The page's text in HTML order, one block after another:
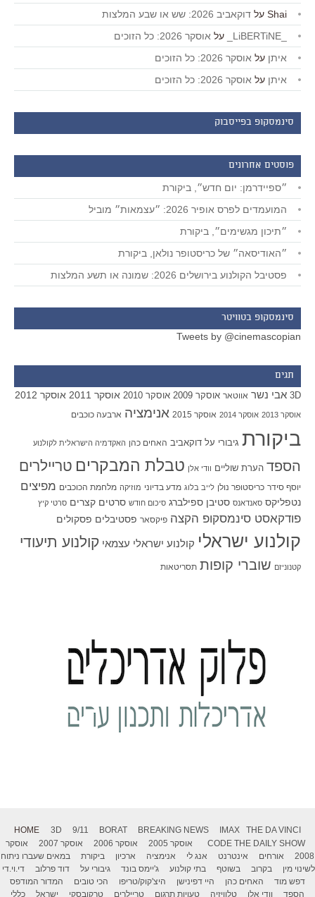
Shai על דוקאביב 2026: שש או שבע המלצות
על אוסקר 2026: כל הזוכים
איתן על אוסקר 2026: כל הזוכים
איתן על אוסקר 2026: כל הזוכים
סינמסקופ בפייסבוק
פוסטים אחרונים
״ספיידרמן: יום חדש״, ביקורת
המועמדים לפרס אופיר 2026: ״עצמאות״ מוביל
״תיכון מגשימים״, ביקורת
״האודיסאה״ של כריסטופר נולאן, ביקורת
פסטיבל הקולנוע בירושלים 2026: שמונה או תשע המלצות
סינמסקופ בטוויטר
Tweets by @cinemascopian
תגים
3D אבי נשר אווטאר אוסקר 2009 אוסקר 2010 אוסקר 2011 אוסקר 2012
אוסקר 2013 אוסקר 2014 אוסקר 2015 אנימציה ארבעה כוכבים
ביקורת גיבורי על דוקאביב האחים כהן האקדמיה הישראלית לקולנוע
הספד הערת שוליים וודי אלן טבלת המבקרים טריילרים
יוסף סידר כריסטופר נולן לייב בלוג מדע בדיוני מוזיקה מלחמת הכוכבים מפיצים
נטפליקס סאנדאנס סטיבן ספילברג סיכום חודש סרטים קצרים סרטי קיץ
פודקאסט סינמסקופ הקצה פיקסאר פסטיבלים פסקולים
קולנוע ישראלי קולנוע ישראלי עצמאי קולנוע תיעודי
קטנוניזם שוברי קופות תסריטאות
HOME 3D 9/11 BORAT BREAKING NEWS IMAX
THE DA VINCI
CODE THE DAILY SHOW אוסקר 2005 אוסקר 2006 אוסקר 2007
אוסקר
2008
אורחים אינטרנט אנג לי אנימציה ארכיון ביקורת
במאים שעברו ניתוח
לשינוי מין
בקרוב בשוטף בתי קולנוע ג'יימס בונד גיבורי על דוד פרלוב
די.וי.די
דפש מוד
האחים כהן היי דפינישן היצ'קוק/טריפו הכי טובים
המדור המודפס
הספד
וודי אלן טלוויזיה טעויות תרגום טריילרים טרקובסקי ישראל כללי